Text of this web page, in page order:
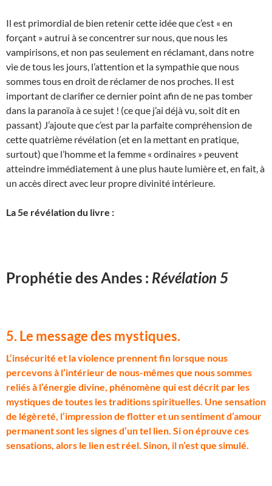
Il est primordial de bien retenir cette idée que c’est « en
forçant » autrui à se concentrer sur nous, que nous les
vampirisons, et non pas seulement en réclamant, dans notre
vie de tous les jours, l’attention et la sympathie que nous
sommes tous en droit de réclamer de nos proches. Il est
important de clarifier ce dernier point afin de ne pas tomber
dans la paranoïa à ce sujet ! (ce que j’ai déjà vu, soit dit en
passant) J’ajoute que c’est par la parfaite compréhension de
cette quatrième révélation (et en la mettant en pratique,
surtout) que l’homme et la femme « ordinaires » peuvent
atteindre immédiatement à une plus haute lumière et, en fait, à
un accès direct avec leur propre divinité intérieure.
La 5e révélation du livre :
Prophétie des Andes : Révélation 5
5. Le message des mystiques.
L‘insécurité et la violence prennent fin lorsque nous
percevons à l’intérieur de nous-mêmes que nous sommes
reliés à l’énergie divine, phénomène qui est décrit par les
mystiques de toutes les traditions spirituelles. Une sensation
de légèreté, l’impression de flotter et un sentiment d’amour
permanent sont les signes d’un tel lien. Si on éprouve ces
sensations, alors le lien est réel. Sinon, il n’est que simulé.